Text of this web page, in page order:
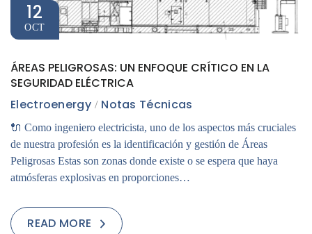
12
OCT
ÁREAS PELIGROSAS: UN ENFOQUE CRÍTICO EN LA
SEGURIDAD ELÉCTRICA
Electroenergy
Notas Técnicas
🔌 Como ingeniero electricista, uno de los aspectos más cruciales
de nuestra profesión es la identificación y gestión de Áreas
Peligrosas Estas son zonas donde existe o se espera que haya
atmósferas explosivas en proporciones…
READ MORE